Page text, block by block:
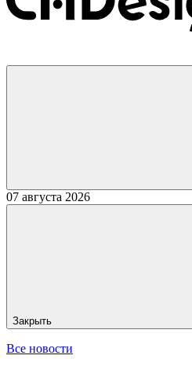
07 августа 2026
Закрыть
Все новости